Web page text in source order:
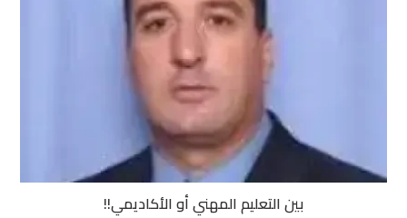
بين التعليم المهني أو الأكاديمي!!